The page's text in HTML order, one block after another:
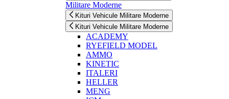
Militare Moderne
Kituri Vehicule Militare Moderne
Kituri Vehicule Militare Moderne
ACADEMY
RYEFIELD MODEL
AMMO
KINETIC
ITALERI
HELLER
MENG